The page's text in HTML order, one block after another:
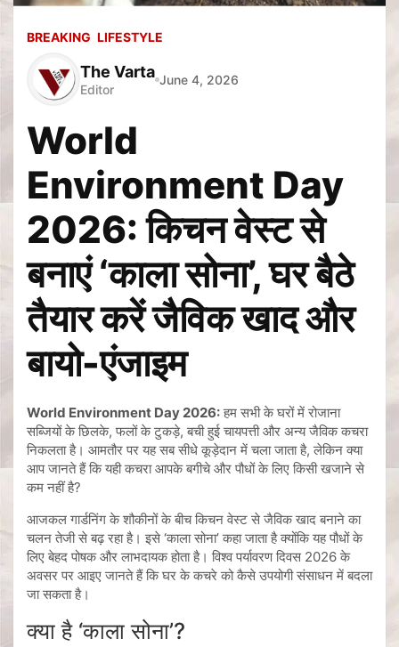
BREAKING LIFESTYLE
The Varta
Editor
June 4, 2026
World
Environment Day
2026: किचन वेस्ट से
बनाएं ‘काला सोना’, घर बैठे
तैयार करें जैविक खाद और
बायो-एंजाइम
World Environment Day 2026:हम सभी के घरों में रोजाना
सब्जियों के छिलके, फलों के टुकड़े, बची हुई चायपत्ती और अन्य जैविक कचरा
निकलता है। आमतौर पर यह सब सीधे कूड़ेदान में चला जाता है, लेकिन क्या
आप जानते हैं कि यही कचरा आपके बगीचे और पौधों के लिए किसी खजाने से
कम नहीं है?
आजकल गार्डनिंग के शौकीनों के बीच किचन वेस्ट से जैविक खाद बनाने का
चलन तेजी से बढ़ रहा है। इसे ‘काला सोना’ कहा जाता है क्योंकि यह पौधों के
लिए बेहद पोषक और लाभदायक होता है। विश्व पर्यावरण दिवस 2026 के
अवसर पर आइए जानते हैं कि घर के कचरे को कैसे उपयोगी संसाधन में बदला
जा सकता है।
क्या है ‘काला सोना’?